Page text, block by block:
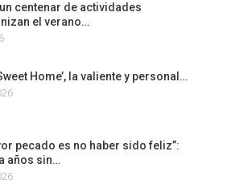
centenar de actividades
el verano…
Home’, la valiente y personal…
pecado es no haber sido feliz”:
años sin…